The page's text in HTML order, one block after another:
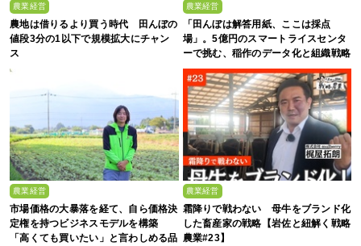
農業経営
農地は借りるより買う時代 田んぼの
値段3分の1以下で規模拡大にチャン
ス
農業経営
「田んぼは解答用紙、ここは採点
場」。5億円のスマートライスセンタ
ーで挑む、稲作のデータ化と組織戦略
農業経営
市場価格の大暴落を経て、自ら価格決
定権を持つビジネスモデルを構築
「高くても買いたい」と言わしめる品
農業経営
霜降りで戦わない 母牛をブランド化
した畜産家の戦略【岩佐と紐解く戦略
農業#23】